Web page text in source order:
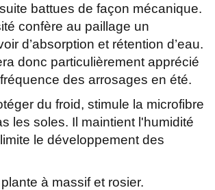
battues de façon mécanique.
confère au paillage un
d’absorption et rétention d’eau.
donc particulièrement apprécié
des arrosages en été.
du froid, stimule la microfibre
les soles. Il maintient l'humidité
le développement des
à massif et rosier.